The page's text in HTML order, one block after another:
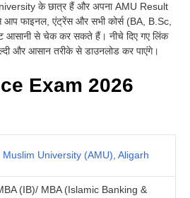
के छात्र हैं और अपना AMU Result
आप फाइनल, एंट्रेंस और सभी कोर्स (BA, B.Sc,
आसानी से चेक कर सकते हैं। नीचे दिए गए लिंक
और आसान तरीके से डाउनलोड कर पाएंगे।
Exam 2026
Muslim University (AMU), Aligarh
(IB)/ MBA (Islamic Banking &